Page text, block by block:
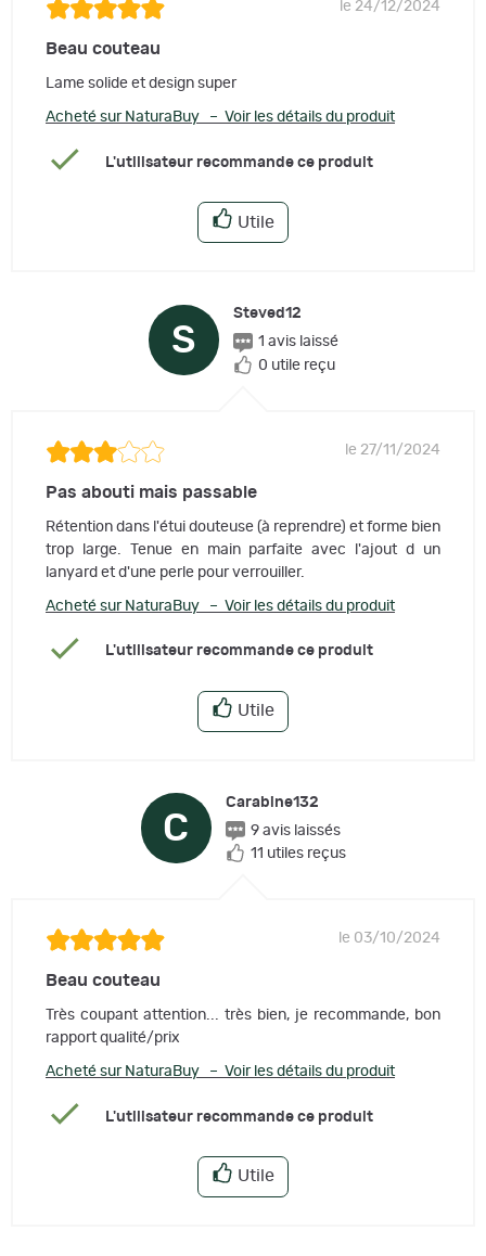
le 24/12/2024
Beau couteau
Lame solide et design super
Acheté sur NaturaBuy – Voir les détails du produit
L'utilisateur recommande ce produit
Utile
S
Steved12
1 avis laissé
0 utile reçu
le 27/11/2024
Pas abouti mais passable
Rétention dans l'étui douteuse (à reprendre) et forme bien
trop large. Tenue en main parfaite avec l'ajout d un
lanyard et d'une perle pour verrouiller.
Acheté sur NaturaBuy – Voir les détails du produit
L'utilisateur recommande ce produit
Utile
C
Carabine132
9 avis laissés
11 utiles reçus
le 03/10/2024
Beau couteau
Très coupant attention... très bien, je recommande, bon
rapport qualité/prix
Acheté sur NaturaBuy – Voir les détails du produit
L'utilisateur recommande ce produit
Utile